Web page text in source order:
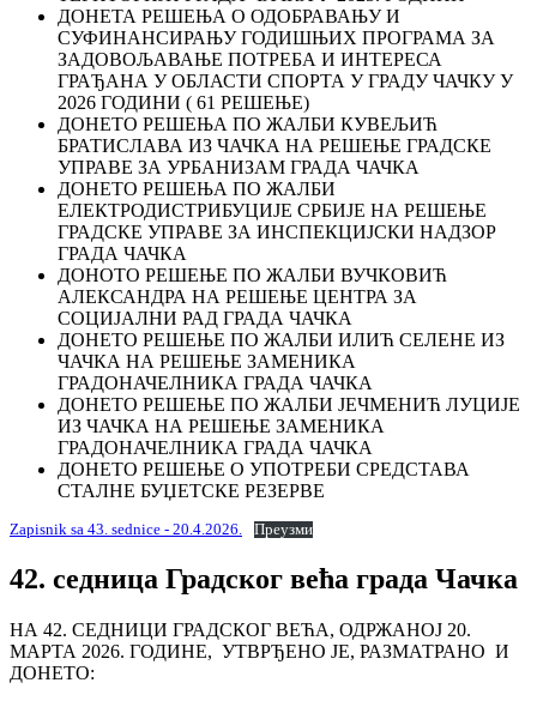
ДОНЕТА РЕШЕЊА О ОДОБРАВАЊУ И
СУФИНАНСИРАЊУ ГОДИШЊИХ ПРОГРАМА ЗА
ЗАДОВОЉАВАЊЕ ПОТРЕБА И ИНТЕРЕСА
ГРАЂАНА У ОБЛАСТИ СПОРТА У ГРАДУ ЧАЧКУ У
2026 ГОДИНИ ( 61 РЕШЕЊЕ)
ДОНЕТО РЕШЕЊА ПО ЖАЛБИ КУВЕЉИЋ
БРАТИСЛАВА ИЗ ЧАЧКА НА РЕШЕЊЕ ГРАДСКЕ
УПРАВЕ ЗА УРБАНИЗАМ ГРАДА ЧАЧКА
ДОНЕТО РЕШЕЊА ПО ЖАЛБИ
ЕЛЕКТРОДИСТРИБУЦИЈЕ СРБИЈЕ НА РЕШЕЊЕ
ГРАДСКЕ УПРАВЕ ЗА ИНСПЕКЦИЈСКИ НАДЗОР
ГРАДА ЧАЧКА
ДОНОТО РЕШЕЊЕ ПО ЖАЛБИ ВУЧКОВИЋ
АЛЕКСАНДРА НА РЕШЕЊЕ ЦЕНТРА ЗА
СОЦИЈАЛНИ РАД ГРАДА ЧАЧКА
ДОНЕТО РЕШЕЊЕ ПО ЖАЛБИ ИЛИЋ СЕЛЕНЕ ИЗ
ЧАЧКА НА РЕШЕЊЕ ЗАМЕНИКА
ГРАДОНАЧЕЛНИКА ГРАДА ЧАЧКА
ДОНЕТО РЕШЕЊЕ ПО ЖАЛБИ ЈЕЧМЕНИЋ ЛУЦИЈЕ
ИЗ ЧАЧКА НА РЕШЕЊЕ ЗАМЕНИКА
ГРАДОНАЧЕЛНИКА ГРАДА ЧАЧКА
ДОНЕТО РЕШЕЊЕ О УПОТРЕБИ СРЕДСТАВА
СТАЛНЕ БУЏЕТСКЕ РЕЗЕРВЕ
Zapisnik sa 43. sednice - 20.4.2026. Преузми
42. седница Градског већа града Чачка
НА 42. СЕДНИЦИ ГРАДСКОГ ВЕЋА, ОДРЖАНОЈ 20.
МАРТА 2026. ГОДИНЕ, УТВРЂЕНО ЈЕ, РАЗМАТРАНО И
ДОНЕТО: